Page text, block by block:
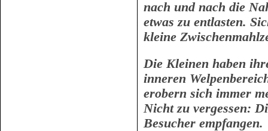
nach und nach die
etwas zu entlasten.
kleine
Die Kleinen haben
inneren
erobern sich immer
Nicht zu vergessen:
Besucher empfangen.